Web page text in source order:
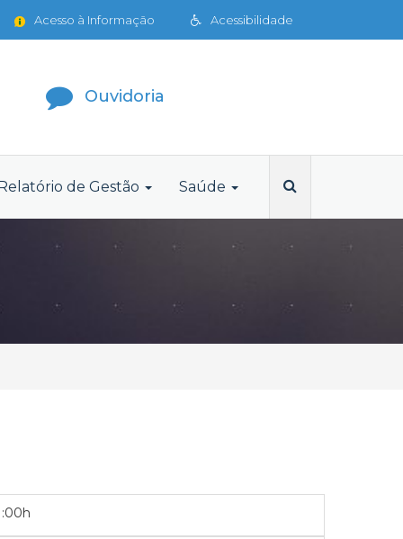
Acessibilidade
Acesso à Informação
Ouvidoria
de Gestão Saúde